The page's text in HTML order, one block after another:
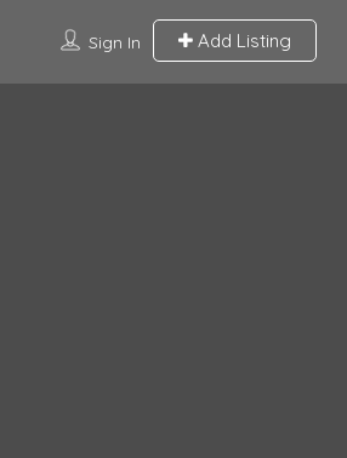
Sign In Add Listing